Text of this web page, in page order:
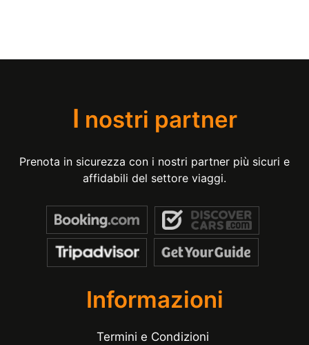
I nostri partner
Prenota in sicurezza con i nostri partner più sicuri e
affidabili del settore viaggi.
Informazioni
Termini e Condizioni